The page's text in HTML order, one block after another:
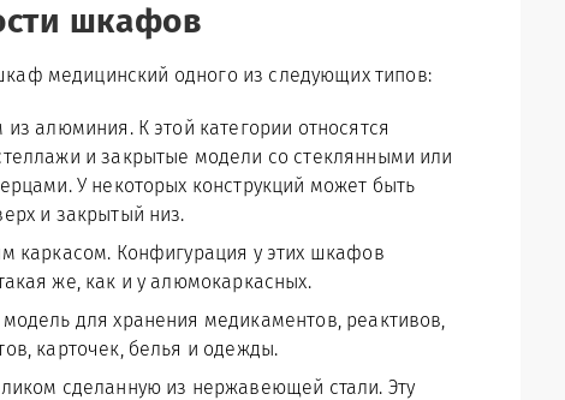
шкафов
медицинский одного из следующих типов:
из алюминия. К этой категории относятся
и закрытые модели со стеклянными или
У некоторых конструкций может быть
и закрытый низ.
каркасом. Конфигурация у этих шкафов
же, как и у алюмокаркасных.
для хранения медикаментов, реактивов,
карточек, белья и одежды.
сделанную из нержавеющей стали. Эту